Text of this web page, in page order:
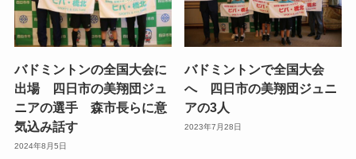
バドミントンの全国大会に
出場 四日市の美翔団ジュ
ニアの選手 森市長らに意
気込み話す
2024年8月5日
バドミントンで全国大会
へ 四日市の美翔団ジュニ
アの3人
2023年7月28日